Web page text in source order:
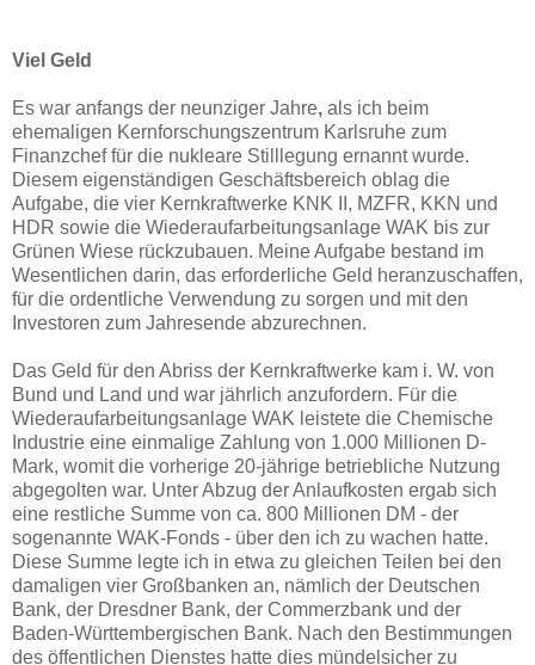
Viel Geld
Es war anfangs der neunziger Jahre, als ich beim
ehemaligen Kernforschungszentrum Karlsruhe zum
Finanzchef für die nukleare Stilllegung ernannt wurde.
Diesem eigenständigen Geschäftsbereich oblag die
Aufgabe, die vier Kernkraftwerke KNK II, MZFR, KKN und
HDR sowie die Wiederaufarbeitungsanlage WAK bis zur
Grünen Wiese rückzubauen. Meine Aufgabe bestand im
Wesentlichen darin, das erforderliche Geld heranzuschaffen,
für die ordentliche Verwendung zu sorgen und mit den
Investoren zum Jahresende abzurechnen.
Das Geld für den Abriss der Kernkraftwerke kam i. W. von
Bund und Land und war jährlich anzufordern. Für die
Wiederaufarbeitungsanlage WAK leistete die Chemische
Industrie eine einmalige Zahlung von 1.000 Millionen D-
Mark, womit die vorherige 20-jährige betriebliche Nutzung
abgegolten war. Unter Abzug der Anlaufkosten ergab sich
eine restliche Summe von ca. 800 Millionen DM - der
sogenannte WAK-Fonds - über den ich zu wachen hatte.
Diese Summe legte ich in etwa zu gleichen Teilen bei den
damaligen vier Großbanken an, nämlich der Deutschen
Bank, der Dresdner Bank, der Commerzbank und der
Baden-Württembergischen Bank. Nach den Bestimmungen
des öffentlichen Dienstes hatte dies mündelsicher zu